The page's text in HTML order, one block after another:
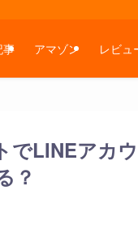
事 アマゾン レビュ
でLINEアカ
？